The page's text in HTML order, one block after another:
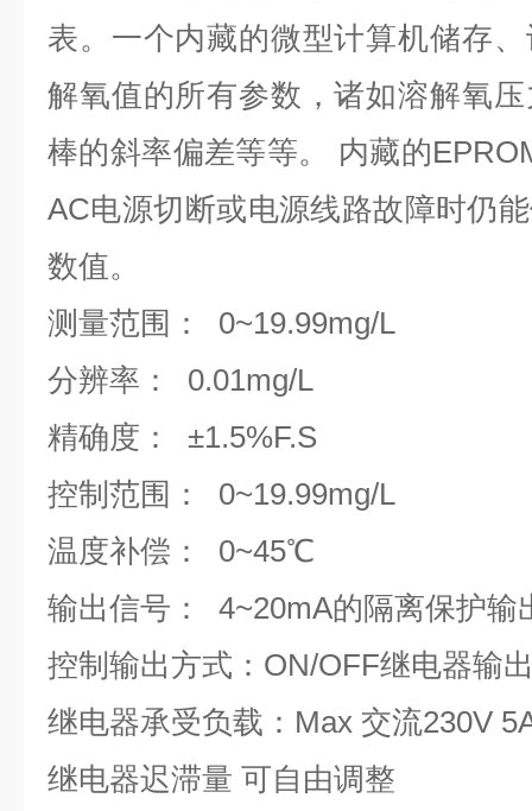
表。一个内藏的微型计算机储存
解氧值的所有参数，诸如溶解氧
棒的斜率偏差等等。 内藏的
AC电源切断或电源线路故障时仍
数值。
测量范围： 0~19.99mg/L
分辨率： 0.01mg/L
精确度： ±1.5%F.S
控制范围： 0~19.99mg/L
温度补偿： 0~45℃
输出信号： 4~20mA的隔离保护输
控制输出方式：ON/OFF继电器输
继电器承受负载：Max 交流230V
继电器迟滞量 可自由调整